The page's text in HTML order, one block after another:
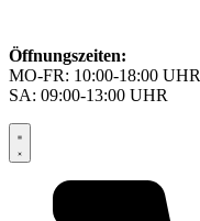
Öffnungszeiten:
MO-FR: 10:00-18:00 UHR
SA: 09:00-13:00 UHR